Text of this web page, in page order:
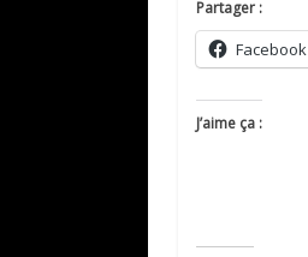
Partager :
Facebook
J’aime ça :